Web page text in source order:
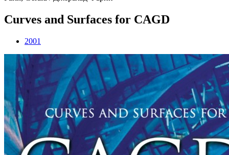
Curves and Surfaces for CAGD
2001